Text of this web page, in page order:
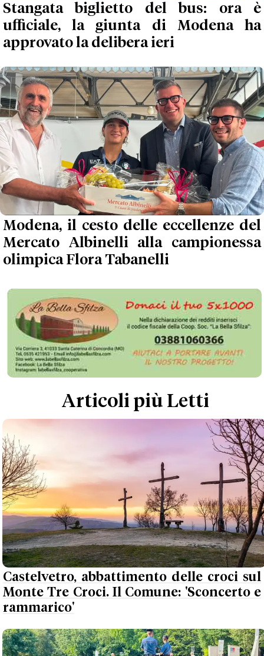
Stangata biglietto del bus: ora è
ufficiale, la giunta di Modena ha
approvato la delibera ieri
Modena, il cesto delle eccellenze del
Mercato Albinelli alla campionessa
olimpica Flora Tabanelli
Articoli più Letti
Castelvetro, abbattimento delle croci sul
Monte Tre Croci. Il Comune: 'Sconcerto e
rammarico'